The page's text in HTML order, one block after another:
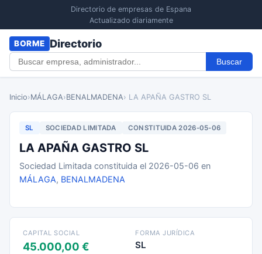
Directorio de empresas de Espana
Actualizado diariamente
BORME Directorio
Buscar
Inicio›MÁLAGA›BENALMADENA› LA APAÑA GASTRO SL
SL SOCIEDAD LIMITADA CONSTITUIDA 2026-05-06
LA APAÑA GASTRO SL
Sociedad Limitada constituida el 2026-05-06 en
MÁLAGA, BENALMADENA
CAPITAL SOCIAL
45.000,00 €
FORMA JURÍDICA
SL